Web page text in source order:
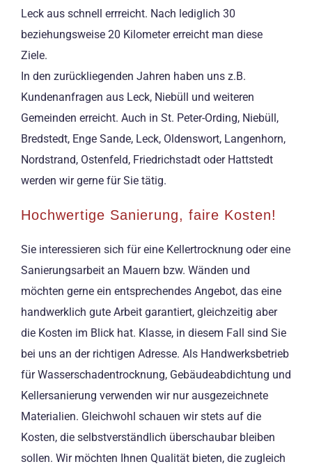
Leck aus schnell errreicht. Nach lediglich 30
beziehungsweise 20 Kilometer erreicht man diese
Ziele.
In den zurückliegenden Jahren haben uns z.B.
Kundenanfragen aus Leck, Niebüll und weiteren
Gemeinden erreicht. Auch in St. Peter-Ording, Niebüll,
Bredstedt, Enge Sande, Leck, Oldenswort, Langenhorn,
Nordstrand, Ostenfeld, Friedrichstadt oder Hattstedt
werden wir gerne für Sie tätig.
Hochwertige Sanierung, faire Kosten!
Sie interessieren sich für eine Kellertrocknung oder eine
Sanierungsarbeit an Mauern bzw. Wänden und
möchten gerne ein entsprechendes Angebot, das eine
handwerklich gute Arbeit garantiert, gleichzeitig aber
die Kosten im Blick hat. Klasse, in diesem Fall sind Sie
bei uns an der richtigen Adresse. Als Handwerksbetrieb
für Wasserschadentrocknung, Gebäudeabdichtung und
Kellersanierung verwenden wir nur ausgezeichnete
Materialien. Gleichwohl schauen wir stets auf die
Kosten, die selbstverständlich überschaubar bleiben
sollen. Wir möchten Ihnen Qualität bieten, die zugleich